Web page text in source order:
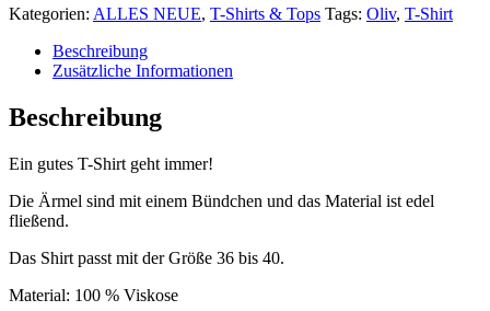
Kategorien: ALLES NEUE, T-Shirts & Tops Tags: Oliv, T-Shirt
Beschreibung
Zusätzliche Informationen
Beschreibung
Ein gutes T-Shirt geht immer!
Die Ärmel sind mit einem Bündchen und das Material ist edel
fließend.
Das Shirt passt mit der Größe 36 bis 40.
Material: 100 % Viskose